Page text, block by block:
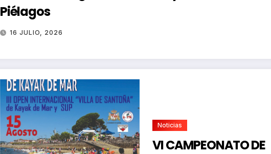
Piélagos
16 JULIO, 2026
Noticias
VI CAMPEONATO DE